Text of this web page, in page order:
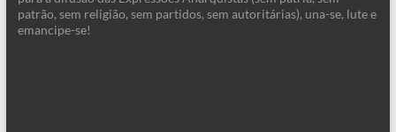
patrão, sem religião, sem partidos, sem autoritárias), una-se, lute e
emancipe-se!